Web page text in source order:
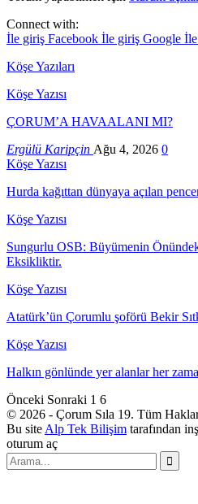
Connect with:
İle giriş Facebook İle giriş Google
Köşe Yazıları
Köşe Yazısı
ÇORUM’A HAVAALANI MI?
Ergülü Karipçin Ağu 4, 2026 0
Köşe Yazısı
Hurda kağıttan dünyaya açılan
Köşe Yazısı
Sungurlu OSB: Büyümenin
Eksikliktir.
Köşe Yazısı
Atatürk’ün Çorumlu şoförü Bekir
Köşe Yazısı
Halkın gönlünde yer alanlar her
Önceki Sonraki 1 6
© 2026 - Çorum Sıla 19. Tüm
Bu site Alp Tek Bilişim tarafından
oturum aç